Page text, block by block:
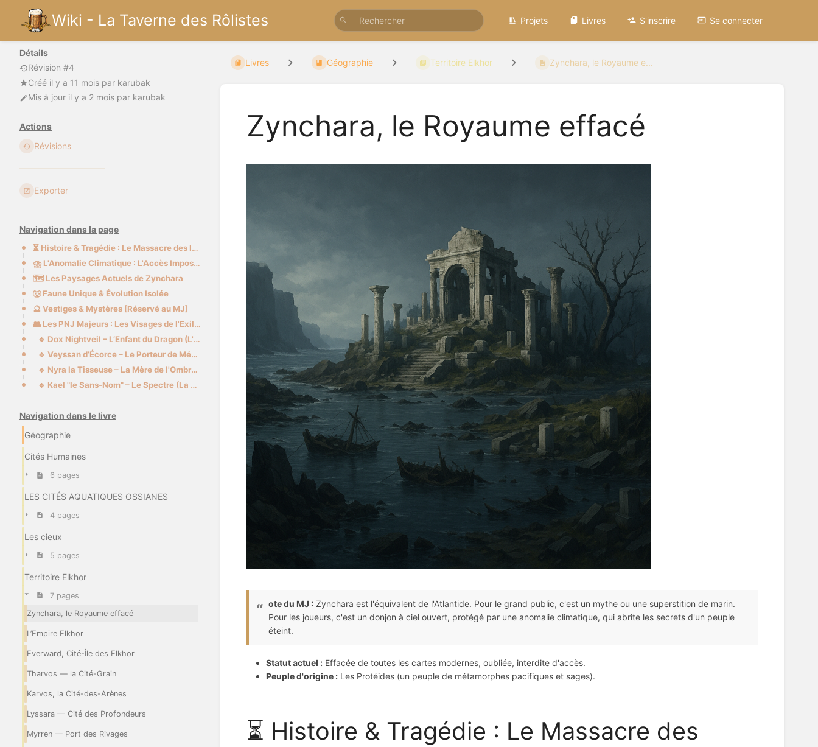
Wiki - La Taverne des Rôlistes Projets Livres S'inscrire Se connecter
Détails
Révision #4
Créé il y a 11 mois par karubak
Mis à jour il y a 2 mois par karubak
Actions
Révisions
Exporter
Navigation dans la page
⏳ Histoire & Tragédie : Le Massacre des Innocents
⛈️ L'Anomalie Climatique : L'Accès Impossible
🗺️ Les Paysages Actuels de Zynchara
🐺 Faune Unique & Évolution Isolée
🔮 Vestiges & Mystères [Réservé au MJ]
👥 Les PNJ Majeurs : Les Visages de l'Exil Protéide
🔹 Dox Nightveil – L’Enfant du Dragon (L'Espoir)
🔹 Veyssan d’Écorce – Le Porteur de Mémoire (Le Deuil)
🔹 Nyra la Tisseuse – La Mère de l'Ombre (La Survie)
🔹 Kael "le Sans-Nom" – Le Spectre (La Peur)
Navigation dans le livre
Géographie
Cités Humaines
6 pages
LES CITÉS AQUATIQUES OSSIANES
4 pages
Les cieux
5 pages
Territoire Elkhor
7 pages
Zynchara, le Royaume effacé
L’Empire Elkhor
Everward, Cité-Île des Elkhor
Tharvos — la Cité-Grain
Karvos, la Cité-des-Arènes
Lyssara — Cité des Profondeurs
Myrren — Port des Rivages
Livres Géographie Territoire Elkhor Zynchara, le Royaume e...
Zynchara, le Royaume effacé
ote du MJ : Zynchara est l'équivalent de l'Atlantide. Pour le grand public, c'est un mythe ou une superstition de marin.
Pour les joueurs, c'est un donjon à ciel ouvert, protégé par une anomalie climatique, qui abrite les secrets d'un peuple
éteint.
Statut actuel : Effacée de toutes les cartes modernes, oubliée, interdite d'accès.
Peuple d'origine : Les Protéides (un peuple de métamorphes pacifiques et sages).
⏳ Histoire & Tragédie : Le Massacre des